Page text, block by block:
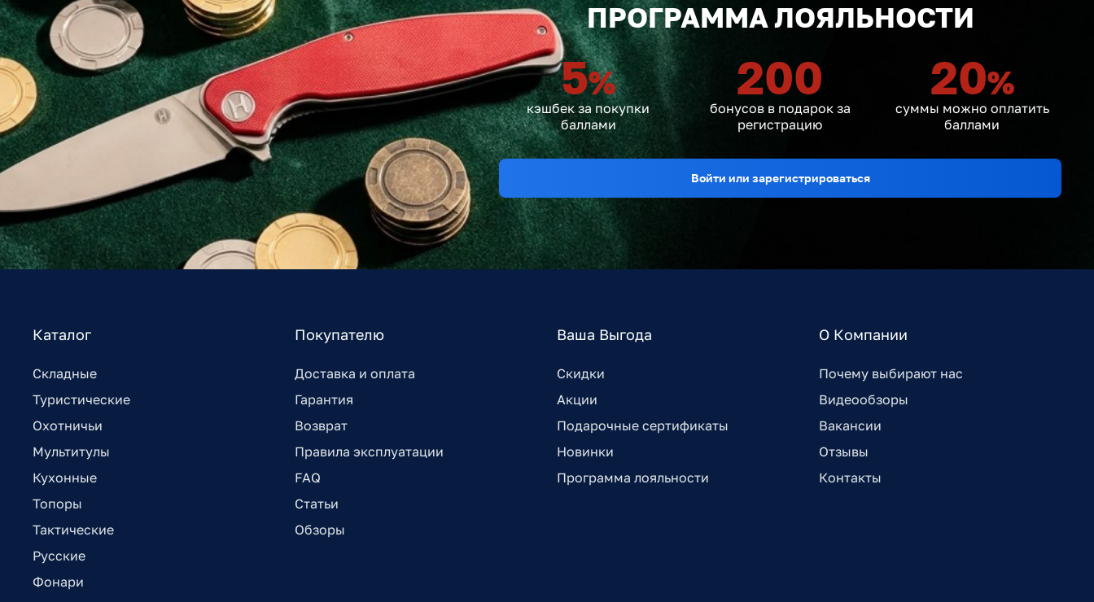
ПРОГРАММА ЛОЯЛЬНОСТИ
5%
кэшбек за покупки
баллами
200
бонусов в подарок за
регистрацию
20%
суммы можно оплатить
баллами
Войти или зарегистрироваться
Каталог
Складные
Туристические
Охотничьи
Мультитулы
Кухонные
Топоры
Тактические
Русские
Фонари
Покупателю
Доставка и оплата
Гарантия
Возврат
Правила эксплуатации
FAQ
Статьи
Обзоры
Ваша Выгода
Скидки
Акции
Подарочные сертификаты
Новинки
Программа лояльности
О Компании
Почему выбирают нас
Видеообзоры
Вакансии
Отзывы
Контакты